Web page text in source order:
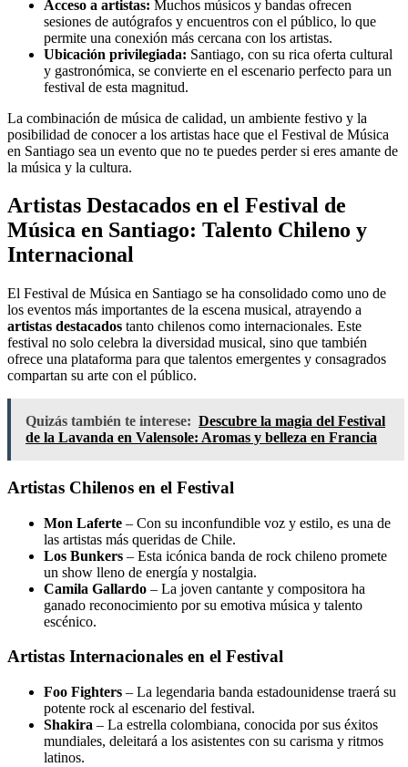
Acceso a artistas: Muchos músicos y bandas ofrecen
sesiones de autógrafos y encuentros con el público, lo que
permite una conexión más cercana con los artistas.
Ubicación privilegiada: Santiago, con su rica oferta cultural
y gastronómica, se convierte en el escenario perfecto para un
festival de esta magnitud.
La combinación de música de calidad, un ambiente festivo y la
posibilidad de conocer a los artistas hace que el Festival de Música
en Santiago sea un evento que no te puedes perder si eres amante de
la música y la cultura.
Artistas Destacados en el Festival de
Música en Santiago: Talento Chileno y
Internacional
El Festival de Música en Santiago se ha consolidado como uno de
los eventos más importantes de la escena musical, atrayendo a
artistas destacados tanto chilenos como internacionales. Este
festival no solo celebra la diversidad musical, sino que también
ofrece una plataforma para que talentos emergentes y consagrados
compartan su arte con el público.
Quizás también te interese: Descubre la magia del Festival
de la Lavanda en Valensole: Aromas y belleza en Francia
Artistas Chilenos en el Festival
Mon Laferte – Con su inconfundible voz y estilo, es una de
las artistas más queridas de Chile.
Los Bunkers – Esta icónica banda de rock chileno promete
un show lleno de energía y nostalgia.
Camila Gallardo – La joven cantante y compositora ha
ganado reconocimiento por su emotiva música y talento
escénico.
Artistas Internacionales en el Festival
Foo Fighters – La legendaria banda estadounidense traerá su
potente rock al escenario del festival.
Shakira – La estrella colombiana, conocida por sus éxitos
mundiales, deleitará a los asistentes con su carisma y ritmos
latinos.